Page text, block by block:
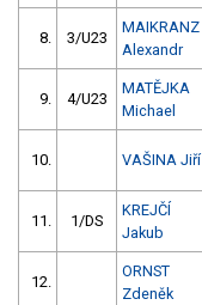
8. 3/U23
MAIKRANZ
Alexandr
9. 4/U23
MATĚJKA
Michael
10. VAŠINA Jiří
11. 1/DS
KREJČÍ
Jakub
12.
ORNST
Zdeněk